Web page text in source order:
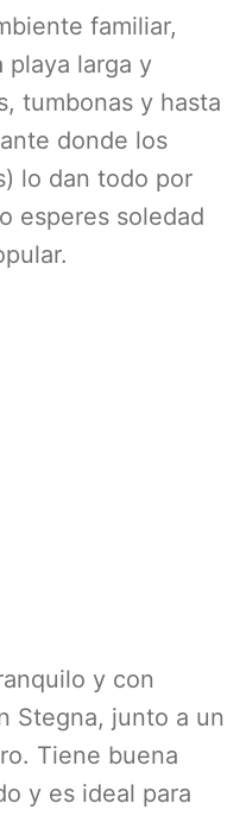
familiar,
playa larga y
tumbonas y hasta
donde los
lo dan todo por
esperes soledad
y con
Stegna, junto a un
Tiene buena
y es ideal para